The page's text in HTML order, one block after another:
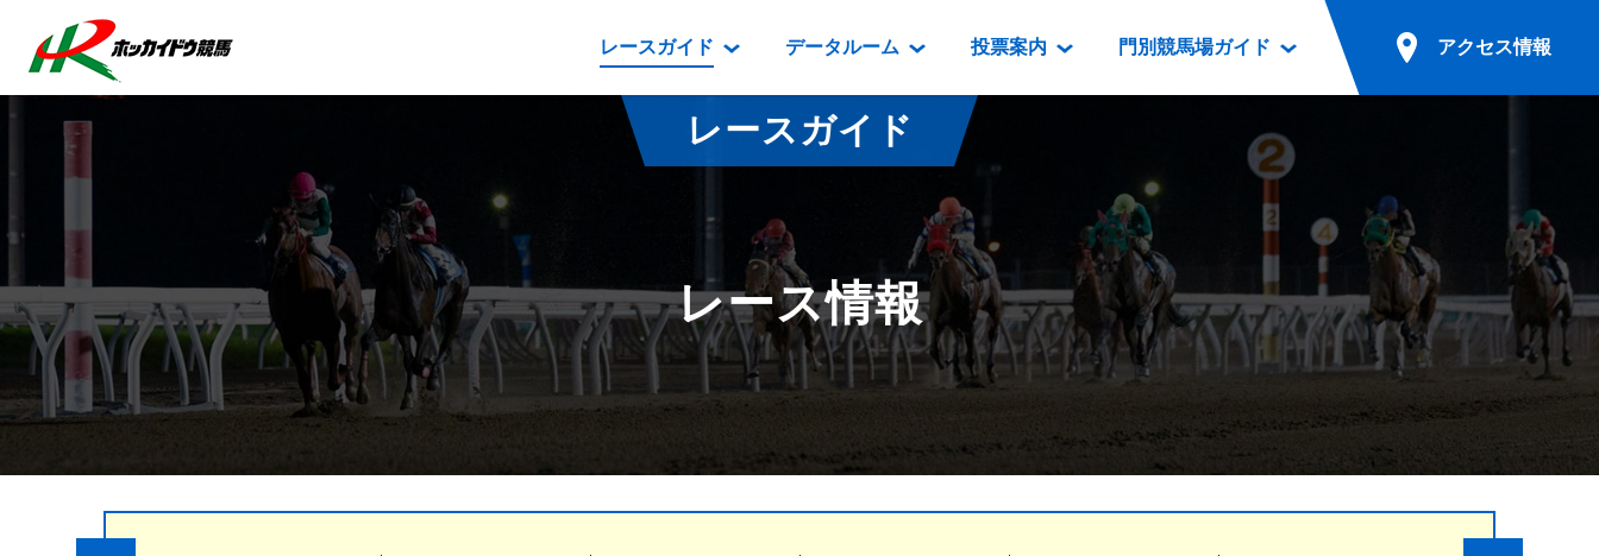
レースガイド
レース情報
払戻金一覧
騎手成績表
馬番成績表
オッズ
番組・級別表ダウンロード
開催カレンダー
重賞競走体系図
スタリオンシリーズ競走
道内の発売情報(PDF)
データルーム
データルーム
騎手・調教師紹介
坂路調教映像
遠征馬情報
番組編成要領
映像コンテンツ
重賞競走VTR
重賞競走参考VTR
レースダイジェスト
新馬ダイジェスト
投票案内
電話・インターネット投票
場外発売所
実況・テレホンサービス
発売・払戻
門別競馬場ガイド
門別競馬場情報
門別競馬場グルメ
とねっこジンギスカン
いずみ食堂
ルンビニフードカフェ
勝馬屋
アクセス情報
無料送迎バスでのご来場
公共の交通機関でのご来場
レースガイド
レース情報